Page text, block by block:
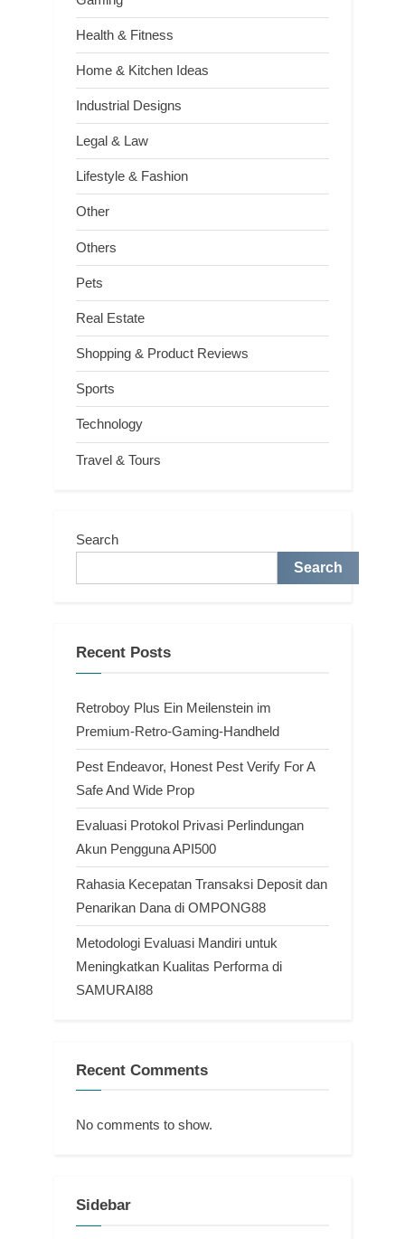
Health & Fitness
Home & Kitchen Ideas
Industrial Designs
Legal & Law
Lifestyle & Fashion
Other
Others
Pets
Real Estate
Shopping & Product Reviews
Sports
Technology
Travel & Tours
Search
Search
Recent Posts
Retroboy Plus Ein Meilenstein im
Premium-Retro-Gaming-Handheld
Pest Endeavor, Honest Pest Verify For A
Safe And Wide Prop
Evaluasi Protokol Privasi Perlindungan
Akun Pengguna API500
Rahasia Kecepatan Transaksi Deposit dan
Penarikan Dana di OMPONG88
Metodologi Evaluasi Mandiri untuk
Meningkatkan Kualitas Performa di
SAMURAI88
Recent Comments
No comments to show.
Sidebar